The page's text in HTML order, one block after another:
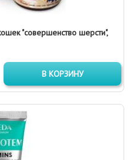
"совершенство шерсти",
В КОРЗИНУ